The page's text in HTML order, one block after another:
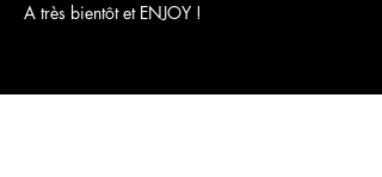
A très bientôt et ENJOY !